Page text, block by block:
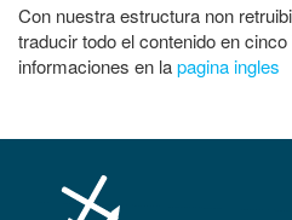
Con nuestra estructura non
traducir todo el contenido en
informaciones en lapagina ingles